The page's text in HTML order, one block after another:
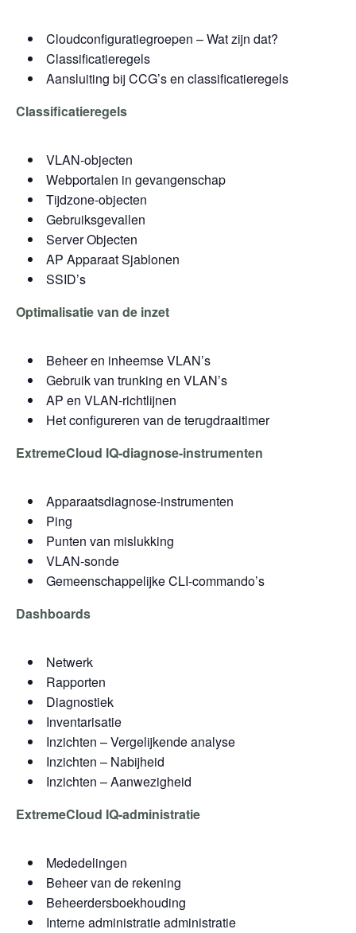
Cloudconfiguratiegroepen – Wat zijn dat?
Classificatieregels
Aansluiting bij CCG’s en classificatieregels
Classificatieregels
VLAN-objecten
Webportalen in gevangenschap
Tijdzone-objecten
Gebruiksgevallen
Server Objecten
AP Apparaat Sjablonen
SSID’s
Optimalisatie van de inzet
Beheer en inheemse VLAN’s
Gebruik van trunking en VLAN’s
AP en VLAN-richtlijnen
Het configureren van de terugdraaitimer
ExtremeCloud IQ-diagnose-instrumenten
Apparaatsdiagnose-instrumenten
Ping
Punten van mislukking
VLAN-sonde
Gemeenschappelijke CLI-commando’s
Dashboards
Netwerk
Rapporten
Diagnostiek
Inventarisatie
Inzichten – Vergelijkende analyse
Inzichten – Nabijheid
Inzichten – Aanwezigheid
ExtremeCloud IQ-administratie
Mededelingen
Beheer van de rekening
Beheerdersboekhouding
Interne administratie administratie